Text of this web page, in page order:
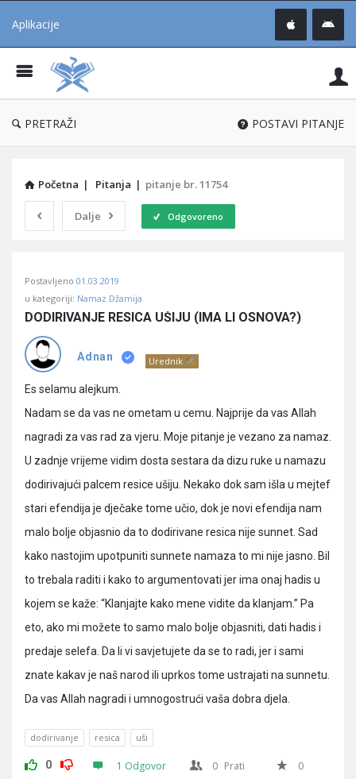
Aplikacije
®
PRETRAŽI POSTAVI PITANJE
Početna | Pitanja | pitanje br. 11754
Dalje Odgovoreno
Učene
Latest
Pitanja
Postavljeno 01.03.2019
u kategoriji: Namaz Džamija
DODIRIVANJE RESICA UŠIJU (IMA LI OSNOVA?)
Adnan Urednik
Es selamu alejkum.
Nadam se da vas ne ometam u cemu. Najprije da vas Allah
nagradi za vas rad za vjeru. Moje pitanje je vezano za namaz.
U zadnje vrijeme vidim dosta sestara da dizu ruke u namazu
dodirivajući palcem resice ušiju. Nekako dok sam išla u mejtef
stari efendija je dječake tome učio, dok je novi efendija nam
malo bolje objasnio da to dodirivane resica nije sunnet. Sad
kako nastojim upotpuniti sunnete namaza to mi nije jasno. Bil
to trebala raditi i kako to argumentovati jer ima onaj hadis u
kojem se kaže: “Klanjajte kako mene vidite da klanjam.” Pa
eto, ako mi možete to samo malo bolje objasniti, dati hadis i
predaje selefa. Da li vi savjetujete da se to radi, jer i sami
znate kakav je naš narod ili uprkos tome ustrajati na sunnetu.
Da vas Allah nagradi i umnogostrući vaša dobra djela.
dodirivanje resica uši
0 1 Odgovor 0 Prati
0